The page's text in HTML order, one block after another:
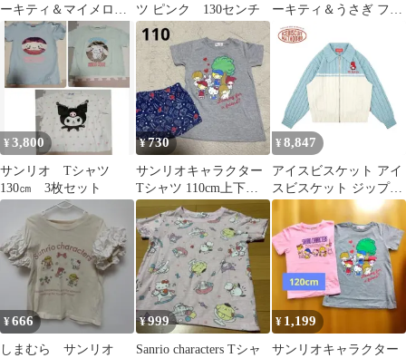
ーキティ＆マイメロデ
ィ フリースセット ピン
ク×レッド キッズ160cm
「サンリオキャラクタ
ーズ×ユニクロ」
ツ ピンク 130センチ
ーキティ＆うさぎ フリ
ースセット(長袖/キッ
ズ) オフホワイト
160cm 「ちいかわ なん
か小さくてかわいいや
つ×サンリオキャラクタ
ーズ×ユニクロ スペー
スツアー」
¥ 3,800
サンリオ Tシャツ
130㎝ 3枚セット
¥730
サンリオキャラクター
Tシャツ 110cm上下セッ
ト売り
¥ 8,847
アイスビスケット アイ
スビスケット ジップア
ップ サンリオ マイメロ
ディ キッズ ニット カ
ーディガン IB
¥666
しまむら サンリオ
¥999
Sanrio characters Tシャ
¥ 1,199
サンリオキャラクター